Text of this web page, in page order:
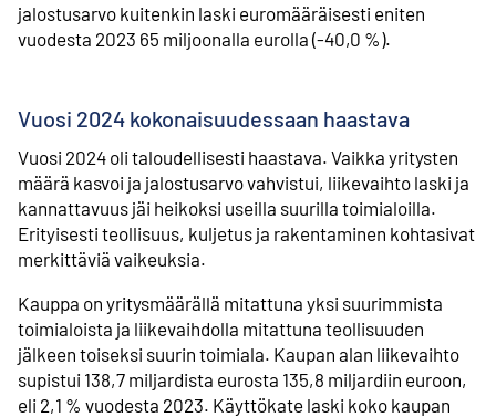
jalostusarvo kuitenkin laski euromääräisesti eniten
vuodesta 2023 65 miljoonalla eurolla (-40,0 %).
Vuosi 2024 kokonaisuudessaan haastava
Vuosi 2024 oli taloudellisesti haastava. Vaikka yritysten
määrä kasvoi ja jalostusarvo vahvistui, liikevaihto laski ja
kannattavuus jäi heikoksi useilla suurilla toimialoilla.
Erityisesti teollisuus, kuljetus ja rakentaminen kohtasivat
merkittäviä vaikeuksia.
Kauppa on yritysmäärällä mitattuna yksi suurimmista
toimialoista ja liikevaihdolla mitattuna teollisuuden
jälkeen toiseksi suurin toimiala. Kaupan alan liikevaihto
supistui 138,7 miljardista eurosta 135,8 miljardiin euroon,
eli 2,1 % vuodesta 2023. Käyttökate laski koko kaupan